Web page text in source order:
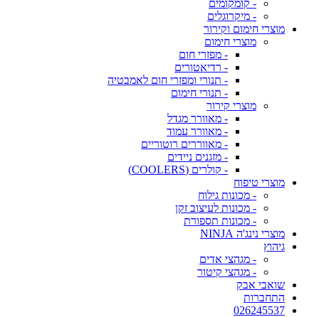
- קומקומים
- מיקרוגלים
מוצרי חימום וקירור
מוצרי חימום
- מפזרי חום
- רדיאטורים
- תנורי ומפזרי חום לאמבטיה
- תנורי חימום
מוצרי קירור
- מאוורר מגדל
- מאוורר עמוד
- מאווררים רוטוריים
- מזגנים ניידים
- קולרים (COOLERS)
מוצרי טיפוח
- מכונות גילוח
- מכונות לעיצוב זקן
- מכונות תספורת
מוצרי נינג'ה NINJA
גיהוץ
- מגהצי אדים
- מגהצי קיטור
שואבי אבק
התחברות
026245537